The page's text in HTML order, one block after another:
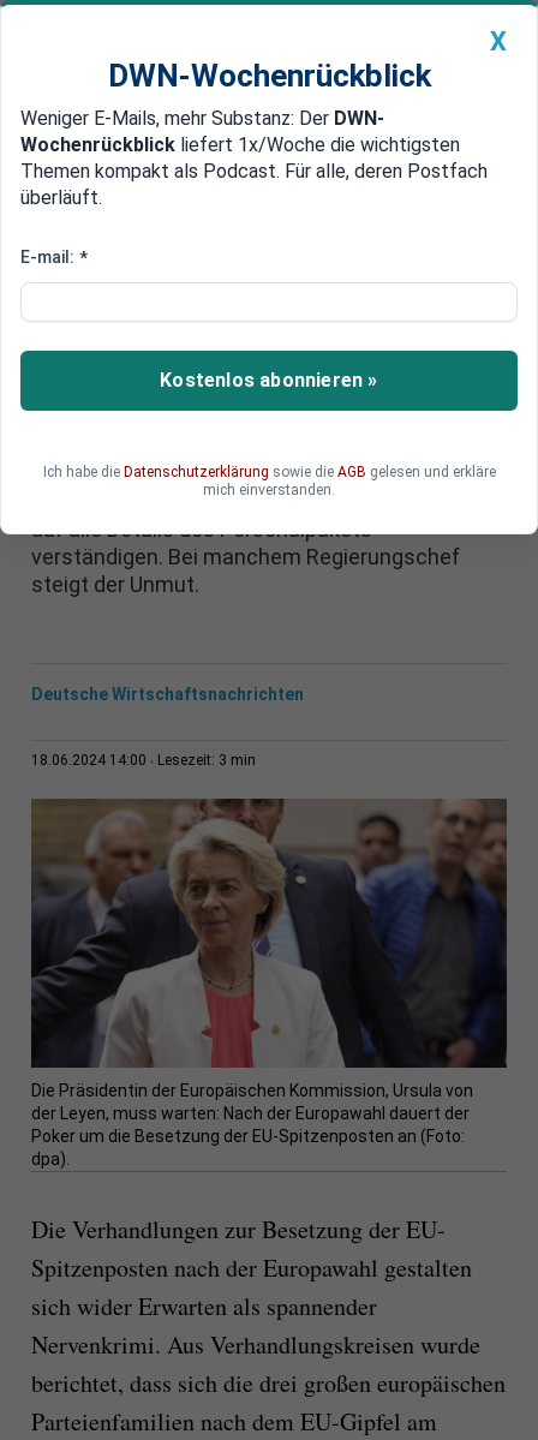
Newsticker MEIN DWN: Geldanlage Premium
Edelmetalle DWN-Magazin China
EU-Spitzenposten: Keine
Geduld
Der Poker um die Besetzung der EU-
Spitzenposten nach der Europawahl geht in die
der EU-Länder konnten sich in der Nacht zum
Dienstag bei einem Gipfeltreffen in Brüssel nicht
auf alle Details des Personalpakets
verständigen. Bei manchem Regierungschef
steigt der Unmut.
Deutsche Wirtschaftsnachrichten
18.06.2024 14:00 Lesezeit: 3 min
Die Präsidentin der Europäischen Kommission, Ursula von
der Leyen, muss warten: Nach der Europawahl dauert der
Poker um die Besetzung der EU-Spitzenposten an (Foto:
dpa).
Die Verhandlungen zur Besetzung der EU-
Spitzenposten nach der Europawahl gestalten
sich wider Erwarten als spannender
Nervenkrimi. Aus Verhandlungskreisen wurde
berichtet, dass sich die drei großen europäischen
Parteienfamilien nach dem EU-Gipfel am
X
DWN-Wochenrückblick
Weniger E-Mails, mehr Substanz: Der DWN-
Wochenrückblick liefert 1x/Woche die wichtigsten
Themen kompakt als Podcast. Für alle, deren Postfach
überläuft.
E-mail: *
Kostenlos abonnieren »
Ich habe die Datenschutzerklärung sowie die AGB gelesen und erkläre
mich einverstanden.